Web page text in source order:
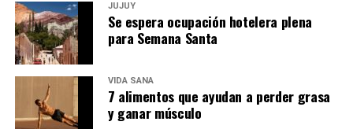
JUJUY
Se espera ocupación hotelera plena
para Semana Santa
VIDA SANA
7 alimentos que ayudan a perder grasa
y ganar músculo